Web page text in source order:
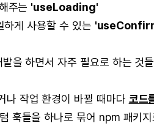
주는 'useLoading'
게 사용할 수 있는
을 하면서 자주 필요로 하는 것
나 작업 환경이 바뀔 때마다 코드
훅들을 하나로 묶어 npm 패키